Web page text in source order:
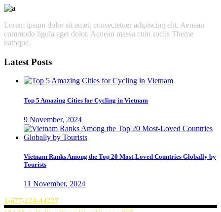
Lorem ipsum dolor sit amet, consectetuer adipiscing elit. Aenean
commodo ligula eget dolor. Aenean massa cum sociis Theme
natoque.
Latest Posts
Top 5 Amazing Cities for Cycling in Vietnam
9 November, 2024
Vietnam Ranks Among the Top 20 Most-Loved Countries Globally by
Tourists
11 November, 2024
1-677-124-44227